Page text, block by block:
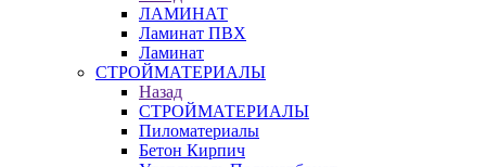
ЛАМИНАТ
Ламинат ПВХ
Ламинат
СТРОЙМАТЕРИАЛЫ
Назад
СТРОЙМАТЕРИАЛЫ
Пиломатериалы
Бетон Кирпич